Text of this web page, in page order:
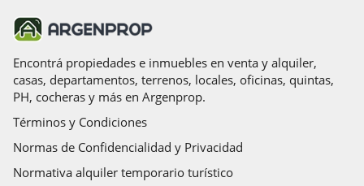
Encontrá propiedades e inmuebles en venta y alquiler,
casas, departamentos, terrenos, locales, oficinas, quintas,
PH, cocheras y más en Argenprop.
Términos y Condiciones
Normas de Confidencialidad y Privacidad
Normativa alquiler temporario turístico